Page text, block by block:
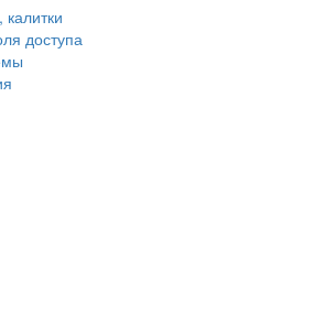
доступа